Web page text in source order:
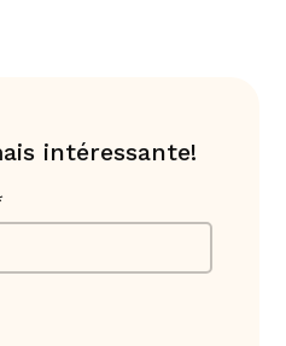
intéressante!